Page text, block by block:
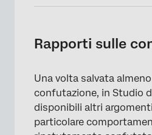
Rapporti sulle
Una volta salvata
confutazione, in Studio
disponibili altri
particolare